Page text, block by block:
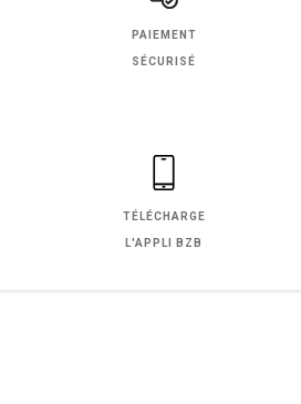
PAIEMENT
SÉCURISÉ
TÉLÉCHARGE
L'APPLI BZB